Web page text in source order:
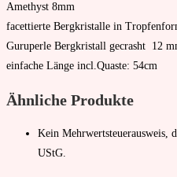
Amethyst 8mm
facettierte Bergkristalle in
Guruperle Bergkristall gecrasht 12
einfache Länge incl.Quaste: 54cm
Ähnliche Produkte
Kein Mehrwertsteuerausweis,
UStG.